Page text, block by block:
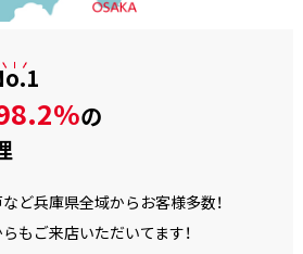
の
など兵庫県全域からお客様多数！
もご来店いただいてます！